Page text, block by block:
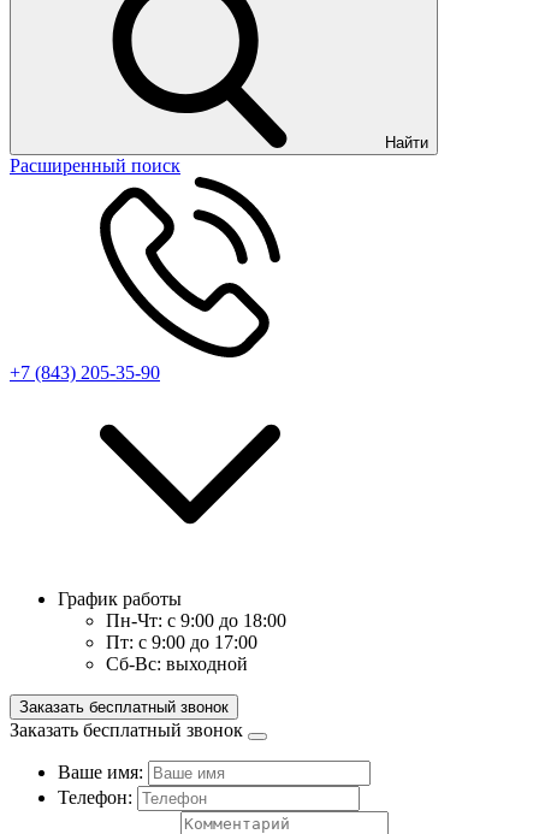
Найти
Расширенный поиск
+7 (843) 205-35-90
График работы
Пн-Чт: с 9:00 до 18:00
Пт: с 9:00 до 17:00
Сб-Вс: выходной
Заказать бесплатный звонок
Заказать бесплатный звонок
Ваше имя:
Телефон: